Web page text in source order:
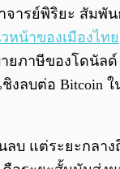
จารย์พิริยะ สัมพั
หน้าของเมืองไทย
ยภาษีของโดนัล
ชิงลบต่อ Bitcoin
ลบ แต่ระยะกลา